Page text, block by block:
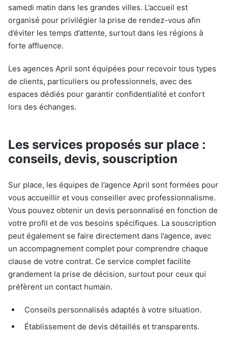
samedi matin dans les grandes villes. L’accueil est
organisé pour privilégier la prise de rendez-vous afin
d’éviter les temps d’attente, surtout dans les régions à
forte affluence.
Les agences April sont équipées pour recevoir tous types
de clients, particuliers ou professionnels, avec des
espaces dédiés pour garantir confidentialité et confort
lors des échanges.
Les services proposés sur place :
conseils, devis, souscription
Sur place, les équipes de l’agence April sont formées pour
vous accueillir et vous conseiller avec professionnalisme.
Vous pouvez obtenir un devis personnalisé en fonction de
votre profil et de vos besoins spécifiques. La souscription
peut également se faire directement dans l’agence, avec
un accompagnement complet pour comprendre chaque
clause de votre contrat. Ce service complet facilite
grandement la prise de décision, surtout pour ceux qui
préfèrent un contact humain.
Conseils personnalisés adaptés à votre situation.
Établissement de devis détaillés et transparents.